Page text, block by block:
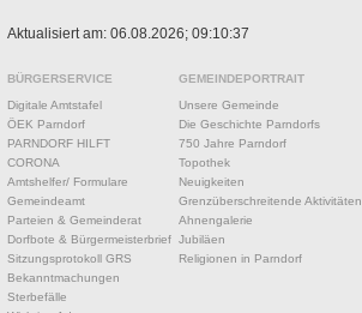
Aktualisiert am: 06.08.2026; 09:10:37
BÜRGERSERVICE
Digitale Amtstafel
ÖEK Parndorf
PARNDORF HILFT
CORONA
Amtshelfer/ Formulare
Gemeindeamt
Parteien & Gemeinderat
Dorfbote & Bürgermeisterbrief
Sitzungsprotokoll GRS
Bekanntmachungen
Sterbefälle
GEMEINDEPORTRAIT
Unsere Gemeinde
Die Geschichte Parndorfs
750 Jahre Parndorf
Topothek
Neuigkeiten
Grenzüberschreitende Aktivitäten
Ahnengalerie
Jubiläen
Religionen in Parndorf